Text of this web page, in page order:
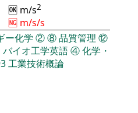
🆗 m/s2
🆖 m/s/s
ー化学 ②⑧品質管理 ⑫
バイオ工学英語④化学・
工業技術概論